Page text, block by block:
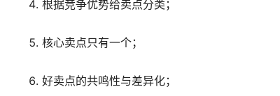
根据竞争优势给卖点分类；
核心卖点只有一个；
好卖点的共鸣性与差异化；